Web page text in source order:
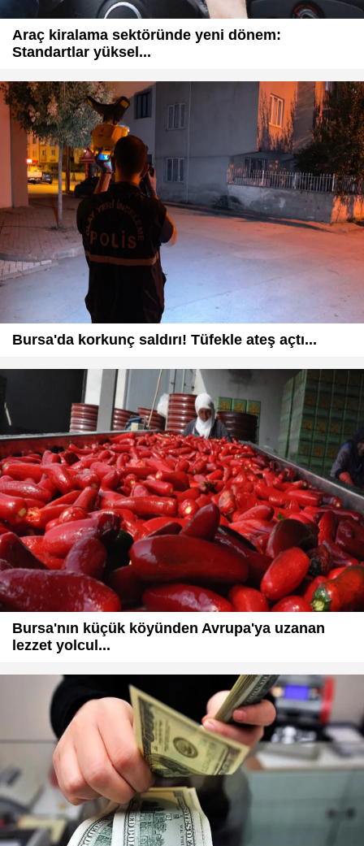
Araç kiralama sektöründe yeni dönem:
Standartlar yüksel...
Bursa'da korkunç saldırı! Tüfekle ateş açtı...
Bursa'nın küçük köyünden Avrupa'ya uzanan
lezzet yolcul...